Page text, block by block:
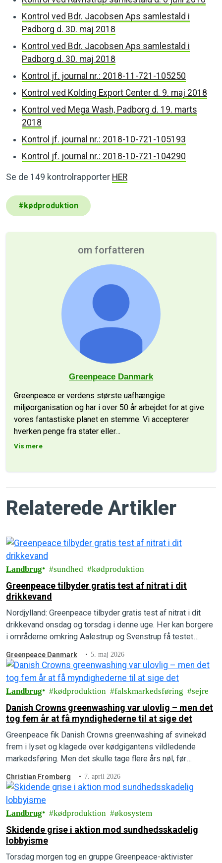
Kontrol ved Bdr. Jacobsen Aps samlestald i
Padborg d. 30. maj 2018
Kontrol ved Bdr. Jacobsen Aps samlestald i
Padborg d. 30. maj 2018
Kontrol jf. journal nr.: 2018-11-721-105250
Kontrol ved Kolding Export Center d. 9. maj 2018
Kontrol ved Mega Wash, Padborg d. 19. marts
2018
Kontrol jf. journal nr.: 2018-10-721-105193
Kontrol jf. journal nr.: 2018-10-721-104290
Se de 149 kontrolrapporter HER
#kødproduktion
om forfatteren
Greenpeace Danmark
Greenpeace er verdens største uafhængige
miljøorganisation og har i over 50 år arbejdet for at give
vores fantastiske planet en stemme. Vi accepterer
hverken penge fra stater eller…
Vis mere
Relaterede Artikler
Landbrug sundhed kødproduktion
Greenpeace tilbyder gratis test af nitrat i dit
drikkevand
Nordjylland: Greenpeace tilbyder gratis test af nitrat i dit
drikkevand onsdag og torsdag i denne uge. Her kan borgere
i områderne omkring Aalestrup og Svenstrup få testet
Greenpeace Danmark 5. maj 2026
Landbrug kødproduktion falskmarkedsføring sejre
Danish Crowns greenwashing var ulovlig – men det
tog fem år at få myndighederne til at sige det
Greenpeace fik Danish Crowns greenwashing af svinekød
frem i lyset og klagede over kødgigantens vildledende
markedsføring. Men det skulle tage flere års nøl, før
Christian Fromberg 7. april 2026
Landbrug kødproduktion økosystem
Skidende grise i aktion mod sundhedsskadelig
lobbyisme
Torsdag morgen tog en gruppe Greenpeace-aktivister